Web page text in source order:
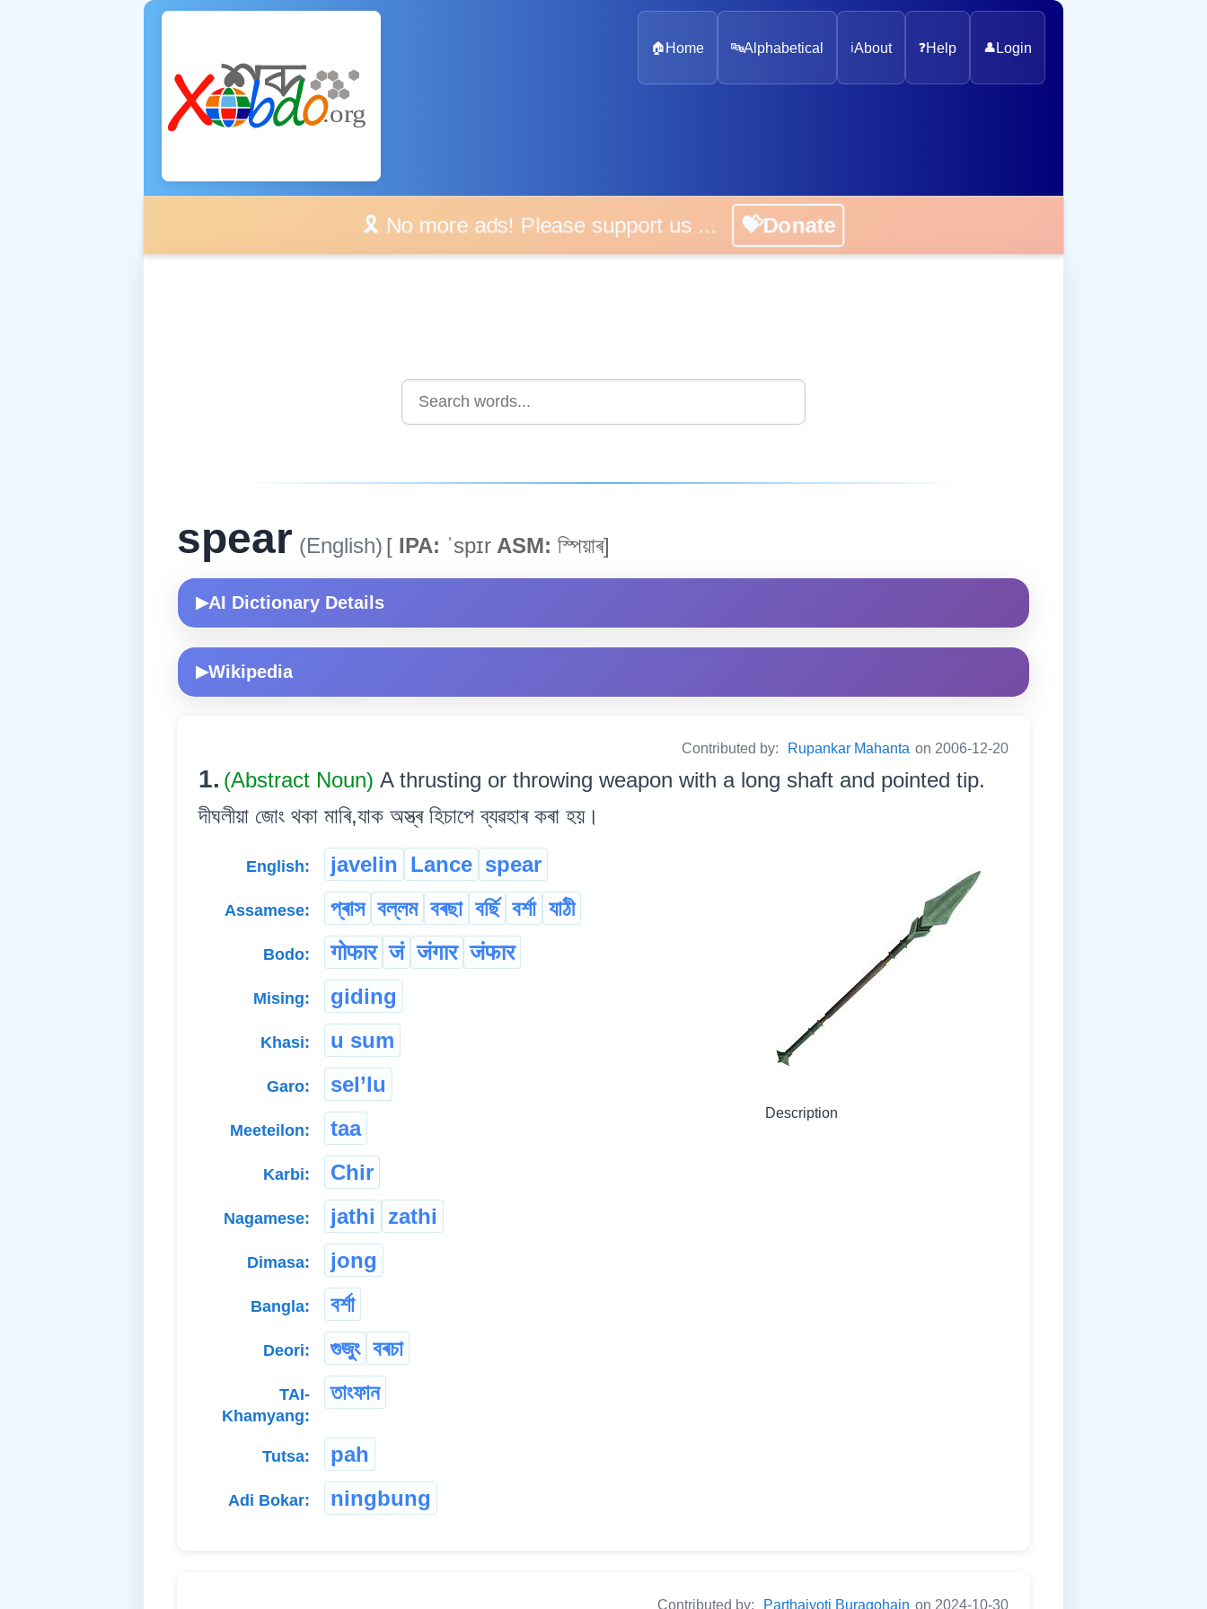
🏠 Home 🔤Alphabetical ℹ️About ❓Help 👤 Login
🎗️ No more ads! Please support us ... 💝Donate
spear (English) [ IPA: ˈspɪr ASM: স্পিয়াৰ]
▶AI Dictionary Details
▶Wikipedia
Contributed by: Rupankar Mahanta on 2006-12-20
1. (Abstract Noun) A thrusting or throwing weapon with a long shaft and pointed tip.
দীঘলীয়া জোং থকা মাৰি,যাক অস্ত্ৰ হিচাপে ব্যৱহাৰ কৰা হয়।
Description
English: javelin Lance spear
Assamese: প্ৰাস বল্লম বৰছা বৰ্ছি বৰ্শা যাঠী
Bodo: गोफार जं जंगार जंफार
Mising: giding
Khasi: u sum
Garo: sel’lu
Meeteilon: taa
Karbi: Chir
Nagamese: jathi zathi
Dimasa: jong
Bangla: বৰ্শা
Deori: গুজুং বৰচা
TAI-
Khamyang:
তাংফান
Tutsa: pah
Adi Bokar: ningbung
Contributed by: Parthajyoti Buragohain on 2024-10-30